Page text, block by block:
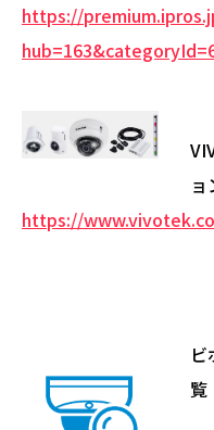
https://
ョ
https://
覧